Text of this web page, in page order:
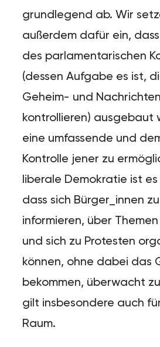
grundlegend ab. Wir
außerdem dafür ein,
des parlamentarischen
(dessen Aufgabe es ist,
Geheim- und
kontrollieren) ausgebaut
eine umfassende und
Kontrolle jener zu
liberale Demokratie ist
dass sich Bürger_innen
informieren, über
und sich zu Protesten
können, ohne dabei das
bekommen, überwacht
gilt insbesondere auch
Raum.